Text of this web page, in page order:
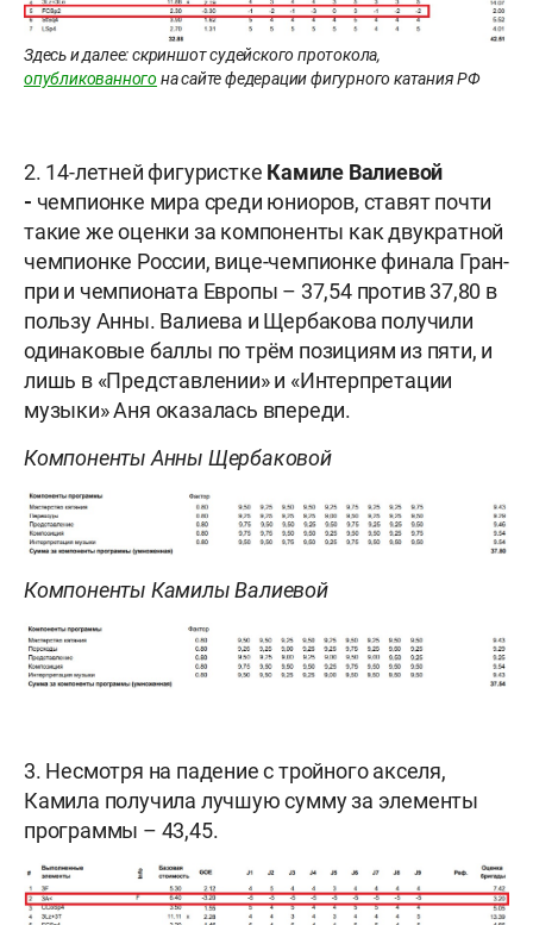
Здесь и далее: скриншот судейского протокола,
опубликованногона сайте федерации фигурного катания РФ
2. 14-летней фигуристке Камиле Валиевой
- чемпионке мира среди юниоров, ставят почти
такие же оценки за компоненты как двукратной
чемпионке России, вице-чемпионке финала Гран-
при и чемпионата Европы – 37,54 против 37,80 в
пользу Анны. Валиева и Щербакова получили
одинаковые баллы по трём позициям из пяти, и
лишь в «Представлении» и «Интерпретации
музыки» Аня оказалась впереди.
Компоненты Анны Щербаковой
Компоненты Камилы Валиевой
3. Несмотря на падение с тройного акселя,
Камила получила лучшую сумму за элементы
программы – 43,45.